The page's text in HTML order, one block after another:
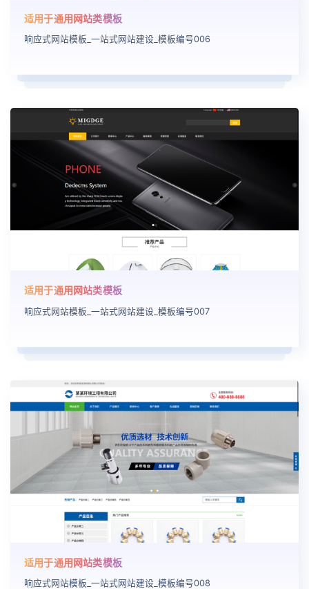
适用于通用网站类模板
响应式网站模板_一站式网站建设_模板编号006
适用于通用网站类模板
响应式网站模板_一站式网站建设_模板编号007
适用于通用网站类模板
响应式网站模板_一站式网站建设_模板编号008